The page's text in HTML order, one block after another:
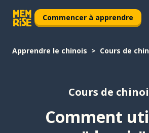
Commencer à apprendre
Apprendre le chinois Cours de
Cours de
Comment